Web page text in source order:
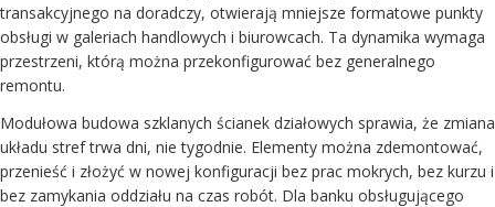
transakcyjnego na doradczy, otwierają mniejsze formatowe punkty
obsługi w galeriach handlowych i biurowcach. Ta dynamika wymaga
przestrzeni, którą można przekonfigurować bez generalnego
remontu.
Modułowa budowa szklanych ścianek działowych sprawia, że zmiana
układu stref trwa dni, nie tygodnie. Elementy można zdemontować,
przenieść i złożyć w nowej konfiguracji bez prac mokrych, bez kurzu i
bez zamykania oddziału na czas robót. Dla banku obsługującego